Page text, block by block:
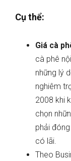
Cụ thể:
Giá cà
cà phê
những lý
nghiêm
2008 khi
chọn
phải
có lãi.
Theo